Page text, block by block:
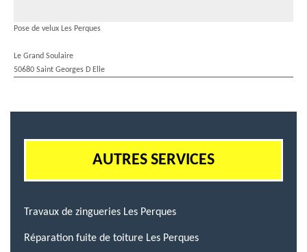
Pose de velux Les Perques
Le Grand Soulaire
50680 Saint Georges D Elle
AUTRES SERVICES
Travaux de zingueries Les Perques
Réparation fuite de toiture Les Perques